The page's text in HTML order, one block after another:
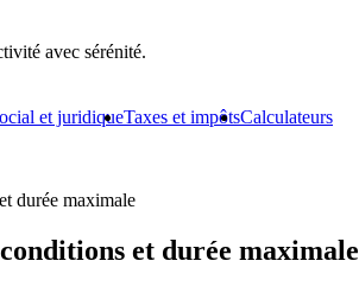
avec sérénité.
et juridiqueTaxes et impôtsCalculateurs
durée maximale
et durée maximale